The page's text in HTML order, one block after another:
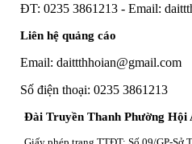
ĐT: 0235 3861213 - Email:
Liên hệ quảng cáo
Email: daittthhoian@gmail.com
Số điện thoại: 0235 3861213
Đài Truyền Thanh Phường Hội